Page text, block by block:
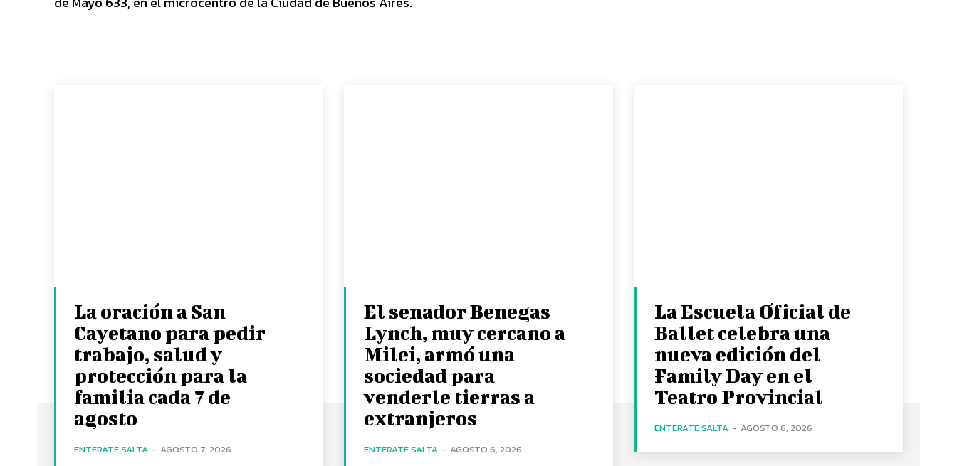
La oración a San
Cayetano para pedir
trabajo, salud y
protección para la
familia cada 7 de
agosto
ENTERATE SALTA - AGOSTO 7, 2026
El senador Benegas
Lynch, muy cercano a
Milei, armó una
sociedad para
venderle tierras a
extranjeros
ENTERATE SALTA - AGOSTO 6, 2026
La Escuela Oficial de
Ballet celebra una
nueva edición del
Family Day en el
Teatro Provincial
ENTERATE SALTA - AGOSTO 6, 2026